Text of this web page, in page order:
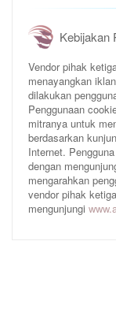
Kebijakan
Vendor pihak
menayangkan
dilakukan
Penggunaan
mitranya untuk
berdasarkan
Internet.
dengan
mengarahkan
vendor pihak
mengunjungi